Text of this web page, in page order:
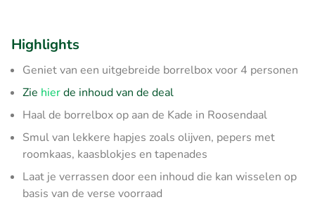
Highlights
Geniet van een uitgebreide borrelbox voor 4 personen
Zie hierde inhoud van de deal
Haal de borrelbox op aan de Kade in Roosendaal
Smul van lekkere hapjes zoals olijven, pepers met
roomkaas, kaasblokjes en tapenades
Laat je verrassen door een inhoud die kan wisselen op
basis van de verse voorraad